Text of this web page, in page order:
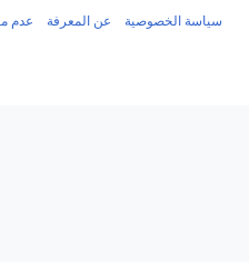
سياسة الخصوصية عن المعرفة عدم